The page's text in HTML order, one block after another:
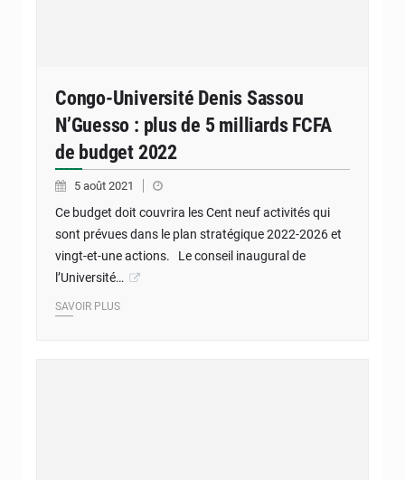
Congo-Université Denis Sassou
N’Guesso : plus de 5 milliards FCFA
de budget 2022
5 août 2021
Ce budget doit couvrira les Cent neuf activités qui
sont prévues dans le plan stratégique 2022-2026 et
vingt-et-une actions. Le conseil inaugural de
l’Université…
SAVOIR PLUS